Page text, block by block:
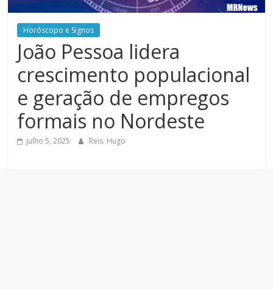
Horóscopo e Signos
João Pessoa lidera
crescimento populacional
e geração de empregos
formais no Nordeste
julho 5, 2025 Reis. Hugo